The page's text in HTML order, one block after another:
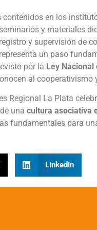
contenidos en los
y materiales
y supervisión de
un paso
por la Ley Nacional
al
Regional La Plata
una cultura asociativa
fundamentales para
LinkedIn